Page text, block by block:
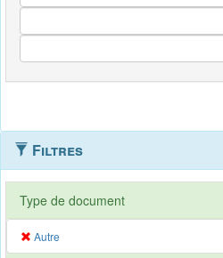
Filtres
Type de document
Autre